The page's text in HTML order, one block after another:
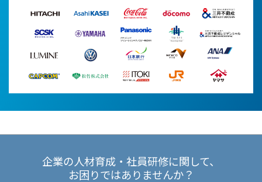
企業の人材育成・社員研修に関して、
お困りではありませんか？